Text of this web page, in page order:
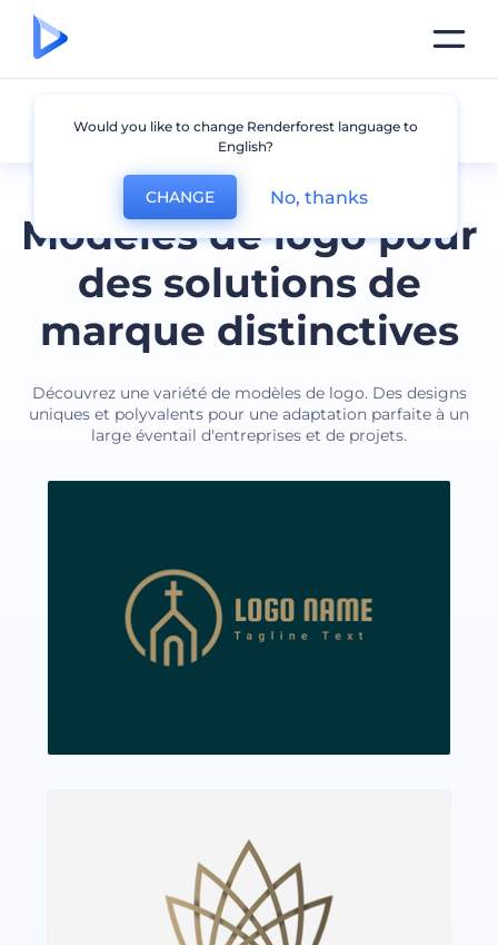
Modèles de logo pour
des solutions de
marque distinctives
Découvrez une variété de modèles de logo. Des designs
uniques et polyvalents pour une adaptation parfaite à un
large éventail d'entreprises et de projets.
Autre
Would you like to change Renderforest language to
English?
CHANGE No, thanks